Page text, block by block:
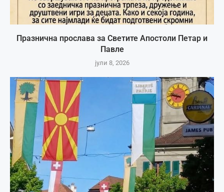
Празнична прослава за Светите Апостоли Петар и
Павле
јули 8, 2026